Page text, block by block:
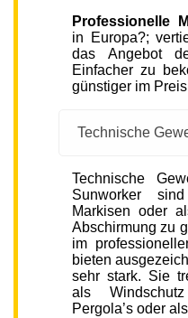
Professionelle
in Europa?;
das Angebot
Einfacher zu
günstiger im
Technische
Technische
Sunworker
Markisen oder
Abschirmung zu
im
bieten
sehr stark. Sie
als
Pergola’s oder